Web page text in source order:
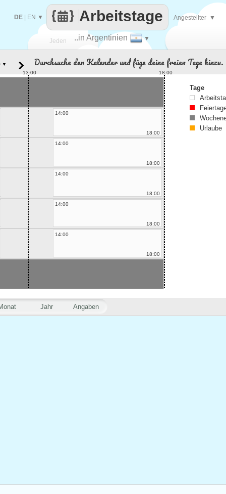
Jeden ..in Argentinien ▼
Arbeitstage
DE EN ▼ Angestellter ▼
Jahr Angaben
▼ Durchsuche den Kalender und füge deine freien Tage hinzu.
13:00 18:00
14:00
18:00
14:00
18:00
14:00
18:00
14:00
18:00
14:00
18:00
Tage
Urlaube